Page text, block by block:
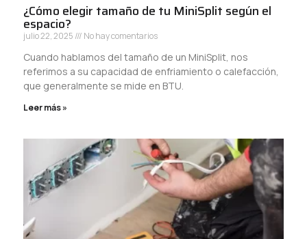
¿Cómo elegir tamaño de tu MiniSplit según el
espacio?
julio 22, 2025 No hay comentarios
Cuando hablamos del tamaño de un MiniSplit, nos
referimos a su capacidad de enfriamiento o calefacción,
que generalmente se mide en BTU.
Leer más »